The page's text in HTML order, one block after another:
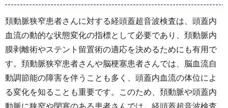
頚動脈狭窄患者さんに対する経頭蓋超音波検査は、頭蓋内
血流の動的な状態変化の指標として必要であり、頚動脈内
膜剥離術やステント留置術の適応を決めるためにも有用で
す。頚動脈狭窄患者さんや脳梗塞患者さんでは、脳血流自
動調節能の障害を伴うことも多く、頭蓋内血流の体位によ
る変化を知ることも重要です。このため、頚動脈や頭蓋内